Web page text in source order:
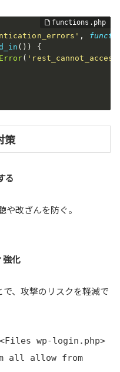
,
( ) )
{
(
策
る
改ざんを防ぐ。
強化
、攻撃のリスクを軽減で
<Files wp-login.php>
all allow from